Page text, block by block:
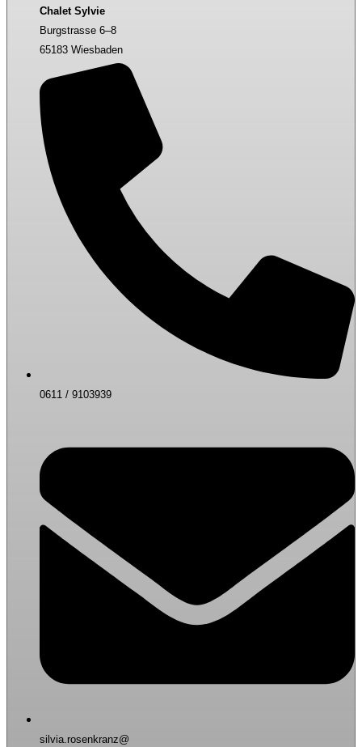
Chalet Sylvie
Burgstrasse 6–8
65183 Wiesbaden
0611 / 9103939
silvia.rosenkranz@